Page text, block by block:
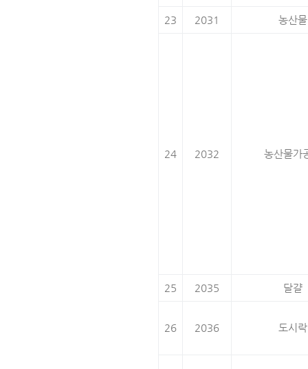
23 2031 농산물
24 2032 농산물가
25 2035 달걀
26 2036 도시락